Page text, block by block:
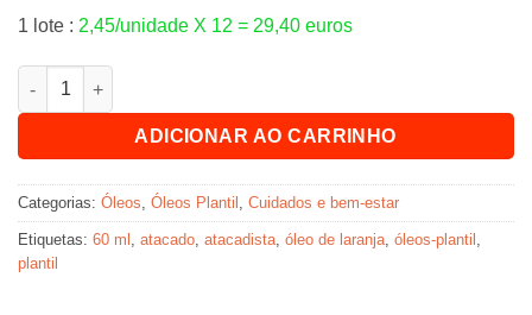
1 lote : 2,45/unidade X 12 = 29,40 euros
Quantidade de Huile d'orange 60mL Plantil X 12
ADICIONAR AO CARRINHO
Categorias: Óleos, Óleos Plantil , Cuidados e bem-estar
Etiquetas: 60 ml , atacado, atacadista, óleo de laranja, óleos-plantil ,
plantil